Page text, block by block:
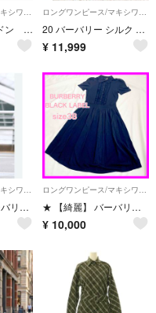
ロングワンピース/マキシワンピース
バーバリー ロンドン 極美品 シャドーノバチェック ワンピース サイズ46
ロングワンピース/マキシワンピース
20 バーバリー シルク ワンピース 花柄 総柄 Aライン ベルト ベージュ M
¥ 11,999
ロングワンピース/マキシワンピース
BURBERRY バーバリー ロングシャツ ワンピース コート 総柄
ロングワンピース/マキシワンピース
★ 【綺麗】 バーバリー ブラックレーベル 半袖 ワンピース 黒 ピンタック
¥ 10,000